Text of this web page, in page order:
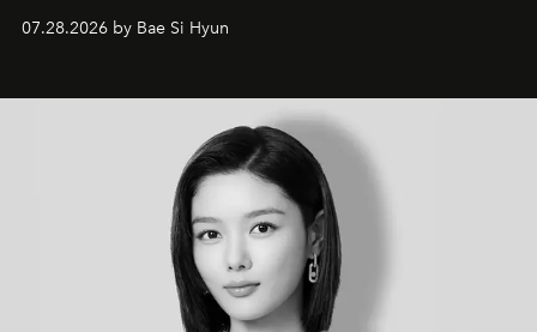
07.28.2026 by Bae Si Hyun